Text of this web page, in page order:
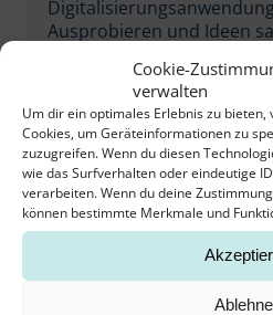
Cookie-
verwalten
Um dir ein optimales Erlebnis zu
Cookies, um Geräteinformationen zu
zuzugreifen. Wenn du diesen
wie das Surfverhalten oder eindeutige
verarbeiten. Wenn du deine
können bestimmte Merkmale und
Ausprobieren und Ideen
Weiterlesen